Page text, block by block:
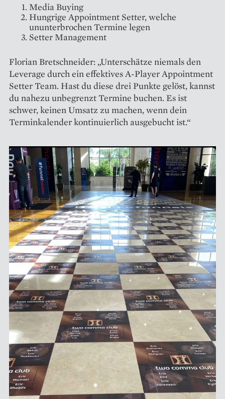
Media Buying
Hungrige Appointment Setter, welche
ununterbrochen Termine legen
Setter Management
Florian Bretschneider: „Unterschätze niemals den
Leverage durch ein effektives A-Player Appointment
Setter Team. Hast du diese drei Punkte gelöst, kannst
du nahezu unbegrenzt Termine buchen. Es ist
schwer, keinen Umsatz zu machen, wenn dein
Terminkalender kontinuierlich ausgebucht ist.“